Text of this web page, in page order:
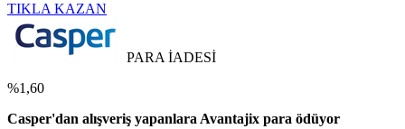
TIKLA KAZAN
PARA İADESİ
%1,60
Casper'dan alışveriş yapanlara Avantajix para ödüyor